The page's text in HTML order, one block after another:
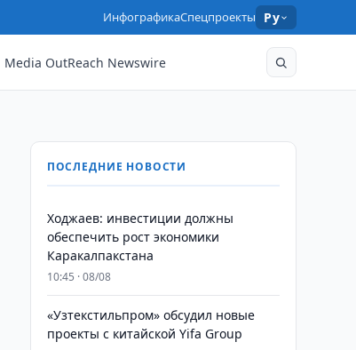
ИнфографикаСпецпроекты Ру
Media OutReach Newswire
ПОСЛЕДНИЕ НОВОСТИ
Ходжаев: инвестиции должны
обеспечить рост экономики
Каракалпакстана
10:45 · 08/08
«Узтекстильпром» обсудил новые
проекты с китайской Yifa Group